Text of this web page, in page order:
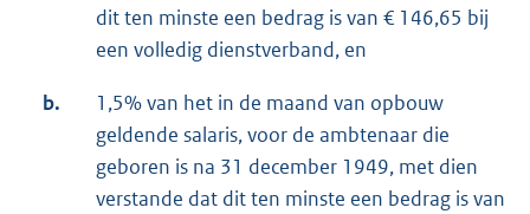
dit ten minste een bedrag is van € 146,65 bij
een volledig dienstverband, en
b.
1,5% van het in de maand van opbouw
geldende salaris, voor de ambtenaar die
geboren is na 31 december 1949, met dien
verstande dat dit ten minste een bedrag is van